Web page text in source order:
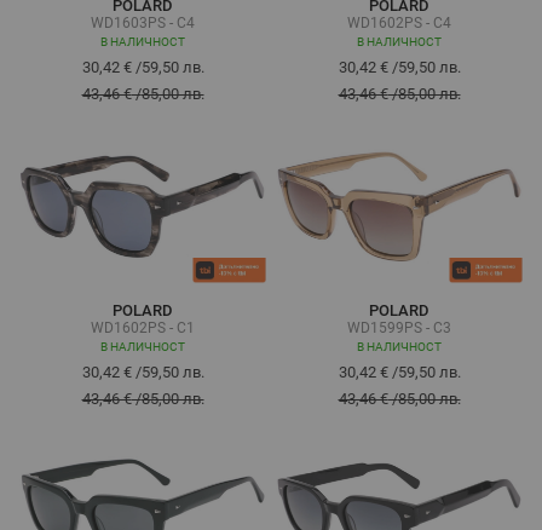
POLARD
WD1603PS - C4
В НАЛИЧНОСТ
30,42 €/59,50 лв.
43,46 €/85,00 лв.
POLARD
WD1602PS - C4
В НАЛИЧНОСТ
30,42 €/59,50 лв.
43,46 €/85,00 лв.
POLARD
WD1602PS - C1
В НАЛИЧНОСТ
30,42 €/59,50 лв.
43,46 €/85,00 лв.
POLARD
WD1599PS - C3
В НАЛИЧНОСТ
30,42 €/59,50 лв.
43,46 €/85,00 лв.